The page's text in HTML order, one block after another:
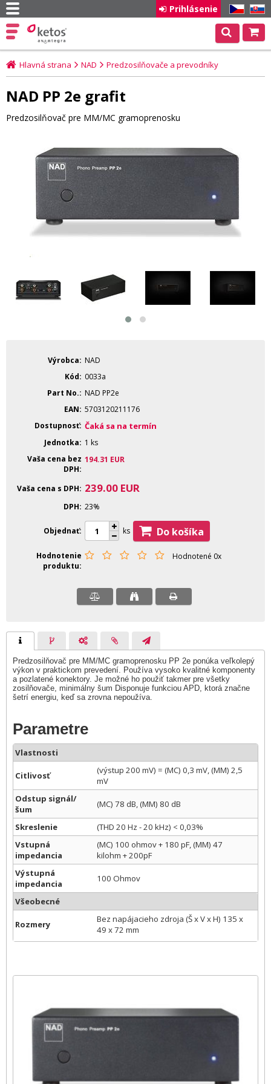
CZ SK
Prihlásenie
Hlavná strana NAD Predzosilňovače a prevodníky
NAD PP 2e grafit
Predzosilňovač pre MM/MC gramoprenosku
Výrobca
NAD
Kód
0033a
Part No.
NAD PP2e
EAN 5703120211176
Dostupnosť Čaká sa na termín
Jednotka
1 ks
Vaša cena bez
DPH
194.31 EUR
Vaša cena s DPH 239.00 EUR
DPH 23%
Objednať ks Do košíka
Hodnotenie
produktu
Hodnotené 0x
Predzosilňovač pre MM/MC gramoprenosku PP 2e ponúka veľkolepý
výkon v praktickom prevedení. Používa vysoko kvalitné komponenty
a pozlatené konektory. Je možné ho použiť takmer pre všetky
zosilňovače, minimálny šum Disponuje funkciou APD, ktorá značne
šetrí energiu, keď sa zrovna nepoužíva.
Parametre
Vlastnosti
Citlivosť
(výstup 200 mV) = (MC) 0,3 mV, (MM) 2,5
mV
Odstup signál/
šum
(MC) 78 dB, (MM) 80 dB
Skreslenie
(THD 20 Hz - 20 kHz) < 0,03%
Vstupná
impedancia
(MC) 100 ohmov + 180 pF, (MM) 47
kilohm + 200pF
Výstupná
impedancia
100 Ohmov
Všeobecné
Rozmery
Bez napájacieho zdroja (Š x V x H) 135 x
49 x 72 mm